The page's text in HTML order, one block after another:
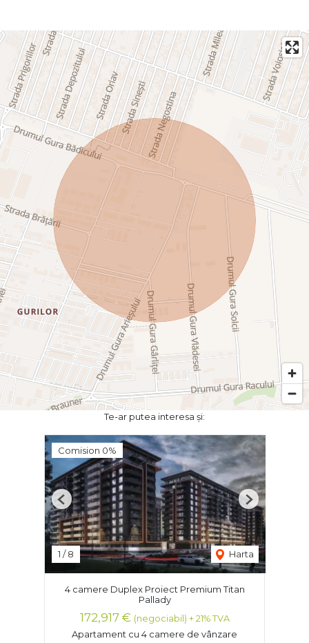
Te-ar putea interesa și:
Comision 0%
1 /8 Harta
Previous Next
4 camere Duplex Proiect Premium Titan
Pallady
172,917 € (negociabil) + 21% TVA
Apartament cu 4 camere de vânzare